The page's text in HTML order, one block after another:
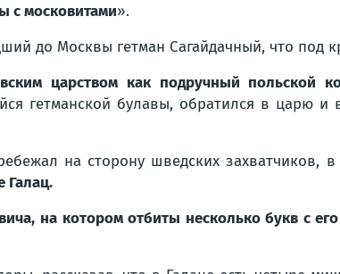
с московитами».
до Москвы гетман Сагайдачный, что под
царством как подручный польской
гетманской булавы, обратился в царю и
на сторону шведских захватчиков,
Галац.
на котором отбиты несколько букв с